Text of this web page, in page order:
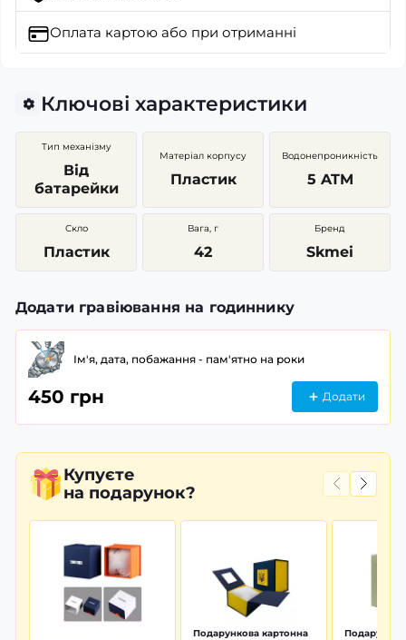
Оплата картою або при отриманні
Ключові характеристики
Тип механізму
Від
батарейки
Матеріал корпусу
Пластик
Водонепроникність
5 ATM
Скло
Пластик
Вага, г
42
Бренд
Skmei
Додати гравіювання на годиннику
Ім'я, дата, побажання - пам'ятно на роки
450 грн Додати
Купуєте
на подарунок?
Подарункова картонна